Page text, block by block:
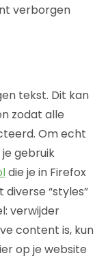
verborgen
tekst. Dit kan
zodat alle
Om echt
gebruik
die je in Firefox
“styles”
verwijder
content is, kun
op je website